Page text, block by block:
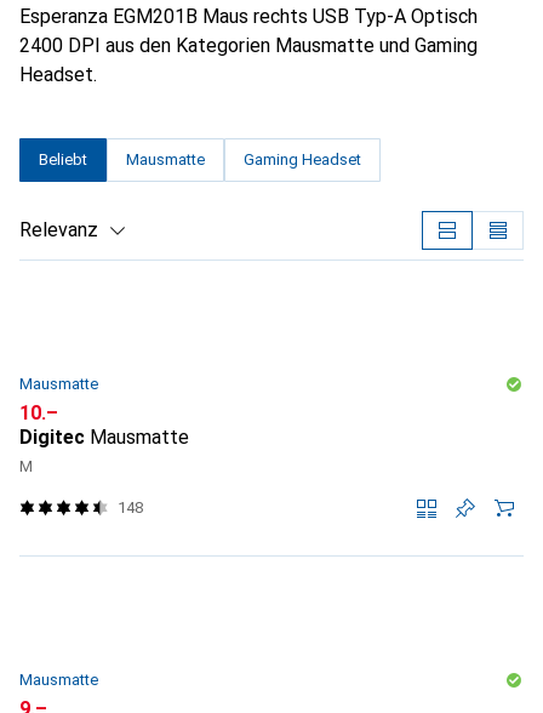
Esperanza EGM201B Maus rechts USB Typ-A Optisch
2400 DPI aus den Kategorien Mausmatte und Gaming
Headset.
Beliebt Mausmatte Gaming Headset
Relevanz
Mausmatte
CHF
10.–
Digitec Mausmatte
M
148
Mausmatte